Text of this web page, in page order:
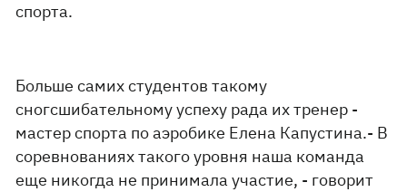
спорта.
Больше самих студентов такому
сногсшибательному успеху рада их тренер -
мастер спорта по аэробике Елена Капустина.- В
соревнованиях такого уровня наша команда
еще никогда не принимала участие, - говорит